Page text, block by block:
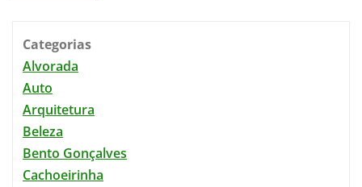
Categorias
Alvorada
Auto
Arquitetura
Beleza
Bento Gonçalves
Cachoeirinha